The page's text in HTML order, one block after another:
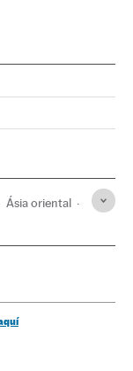
Ásia oriental